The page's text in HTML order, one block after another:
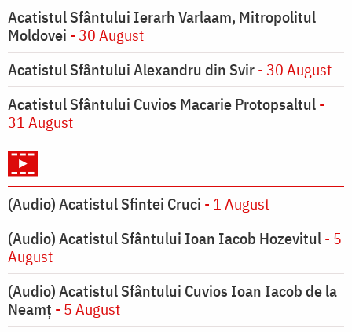
Acatistul Sfântului Ierarh Varlaam, Mitropolitul
Moldovei - 30 August
Acatistul Sfântului Alexandru din Svir- 30 August
Acatistul Sfântului Cuvios Macarie Protopsaltul-
31 August
(Audio) Acatistul Sfintei Cruci - 1 August
(Audio) Acatistul Sfântului Ioan Iacob Hozevitul- 5
August
(Audio) Acatistul Sfântului Cuvios Ioan Iacob de la
Neamț - 5 August